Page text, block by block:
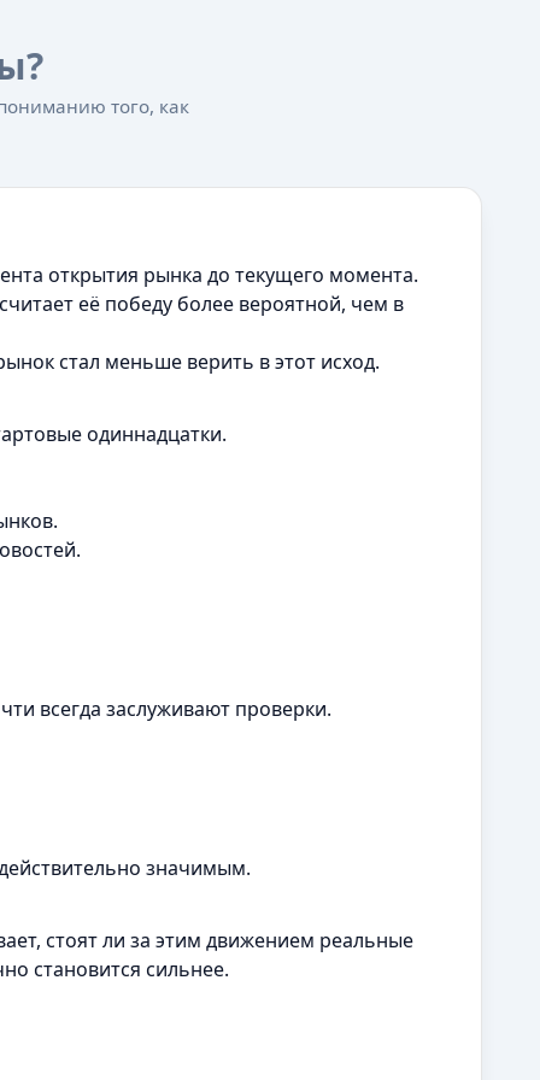
того, как
открытия рынка до текущего момента.
её победу более вероятной, чем в
стал меньше верить в этот исход.
одиннадцатки.
всегда заслуживают проверки.
значимым.
стоят ли за этим движением реальные
становится сильнее.